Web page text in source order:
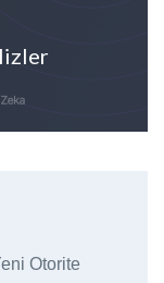
Otorite